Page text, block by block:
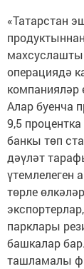
«Татарстан
операциядә
компанияләр
Алар буенча
9,5
банкы төп
дәүләт
үтемлелеген
төрле
парклары
башкалар
ташламалы